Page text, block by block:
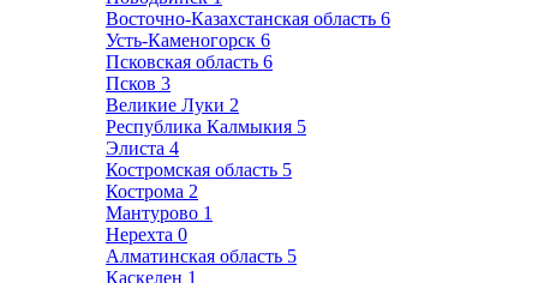
Восточно-Казахстанская область 6
Усть-Каменогорск 6
Псковская область 6
Псков 3
Великие Луки 2
Республика Калмыкия 5
Элиста 4
Костромская область 5
Кострома 2
Мантурово 1
Нерехта 0
Алматинская область 5
Каскелен 1